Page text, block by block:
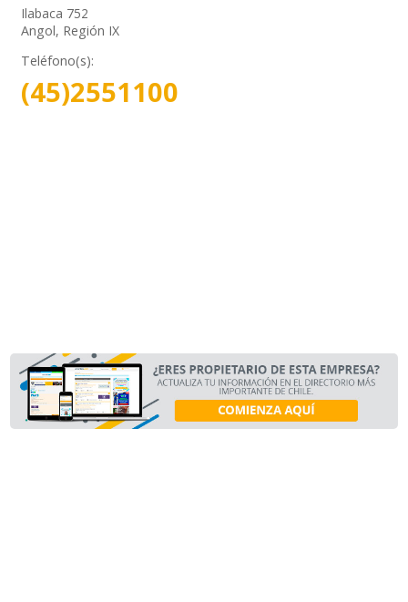
Ilabaca 752
Angol, Región IX
Teléfono(s):
(45)2551100